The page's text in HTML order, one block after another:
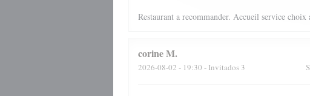
Restaurant a recommander. Accueil service choix
corineM
2026-08-02 - 19:30 - Invitados 3